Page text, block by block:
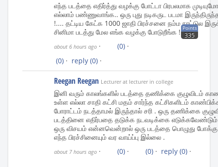
எந்த படத்தை எதிர்த்து வழக்கு போட்டா பிரபலமாக
எல்லாம் பண்ணுவாங்க.. ஒரு புது நடிகருட படமா
!.... தட்டிய கேட்க 1000 ஜாதி பிரச்சனை நம்ம நாட்டுல
சினிமா படத்து மேல எங்க வழக்கு போடுறீங்க !...Points
335
about 6 hours ago · (0) ·
(0) · reply (0) ·
Reegan Reegan Lecturer at lecturer in college
இனி வரும் காலங்களில் படத்தை தணிக்கை குழுவிடம்
உள்ள எல்லா சாதி கட்சி மதம் சார்ந்த கட்சிகளிடம்
போராட்டம் நடத்தாமல் இருந்தால் சரி . ஒரு தணிக்கை
படத்தினை எதிர்பதை தடுக்க நடவடிக்கை எடுக்கவேண்டும்
ஒரு விசயம் என்னவென்றால் ஒரு படத்தை பொழுது போக்கு
எந்த பிரச்சினையும் வர வாய்ப்பு இல்லை .
about 7 hours ago · (0) · (0) · reply (0) ·